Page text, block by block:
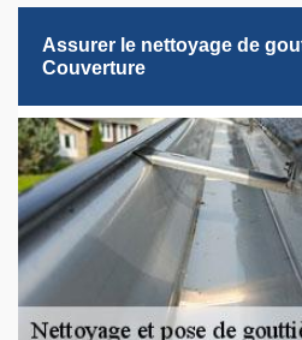
Assurer le nettoyage de
Couverture